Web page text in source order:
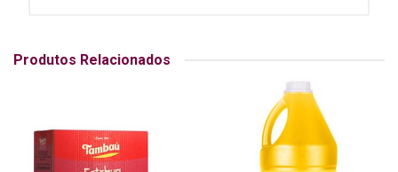
Produtos Relacionados